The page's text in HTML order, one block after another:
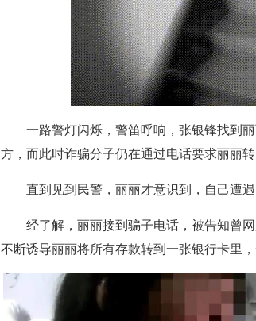
一路警灯闪烁，警笛呼响，张银锋找到丽
方，而此时诈骗分子仍在通过电话要求丽丽转
直到见到民警，丽丽才意识到，自己遭遇
经了解，丽丽接到骗子电话，被告知曾网
不断诱导丽丽将所有存款转到一张银行卡里，